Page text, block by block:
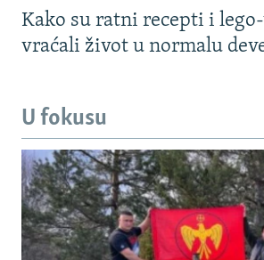
Kako su ratni recepti i
vraćali život u normalu
U fokusu